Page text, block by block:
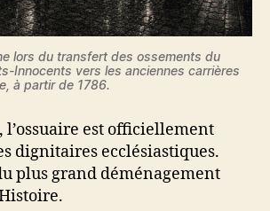
lors du transfert des ossements du
Innocents vers les anciennes carrières
à partir de 1786.
l’ossuaire est officiellement
dignitaires ecclésiastiques.
plus grand déménagement